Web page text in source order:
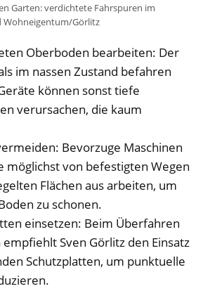
Garten: verdichtete Fahrspuren im
Wohneigentum/Görlitz
Oberboden bearbeiten: Der
im nassen Zustand befahren
können sonst tiefe
verursachen, die kaum
Bevorzuge Maschinen
möglichst von befestigten Wegen
Flächen aus arbeiten, um
zu schonen.
einsetzen: Beim Überfahren
Sven Görlitz den Einsatz
Schutzplatten, um punktuelle